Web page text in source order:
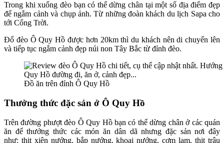
Trong khi xuống đèo bạn có thể dừng chân tại một số địa điểm đẹp
để ngắm cảnh và chụp ảnh. Từ những đoàn khách du lịch Sapa cho
tới Cổng Trời.
Đổ đèo Ô Quy Hồ được hơn 20km thì du khách nên di chuyển lên
và tiếp tục ngắm cảnh đẹp núi non Tây Bắc từ đỉnh đèo.
Đồ ăn trên đỉnh Ô Quy Hồ
Thưởng thức đặc sản ở Ô Quy Hồ
Trên đường phượt đèo Ô Quy Hồ bạn có thể dừng chân ở các quán
ăn để thưởng thức các món ăn dân dã nhưng đặc sản nơi đây
như: thịt xiên nướng, bắp nướng, khoai nướng, cơm lam, thịt trâu